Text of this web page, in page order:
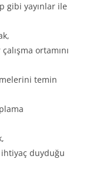
gibi yayınlar ile
ortamını
temin
duyduğu